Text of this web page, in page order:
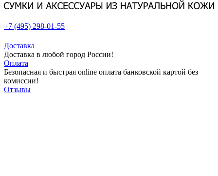
+7 (495) 298-01-55
Доставка
Доставка в любой город России!
Оплата
Безопасная и быстрая online оплата банковской картой без
комиссии!
Отзывы